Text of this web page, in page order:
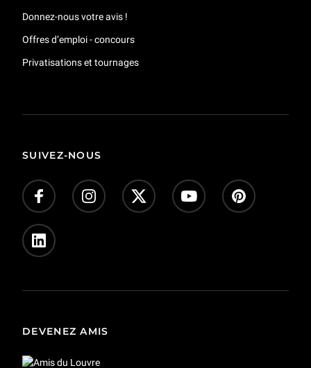
Donnez-nous votre avis !
Offres d’emploi - concours
Privatisations et tournages
SUIVEZ-NOUS
DEVENEZ AMIS